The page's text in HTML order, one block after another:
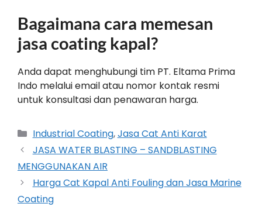
Bagaimana cara memesan
jasa coating kapal?
Anda dapat menghubungi tim PT. Eltama Prima
Indo melalui email atau nomor kontak resmi
untuk konsultasi dan penawaran harga.
Industrial Coating,Jasa Cat Anti Karat
JASA WATER BLASTING – SANDBLASTING
MENGGUNAKAN AIR
Harga Cat Kapal Anti Fouling dan Jasa Marine
Coating